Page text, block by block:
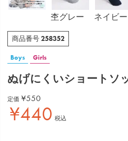
杢グレー ネイビー
商品番号258352
Boys Girls
ぬげにくいショートソ
定価 ¥550
¥440 税込